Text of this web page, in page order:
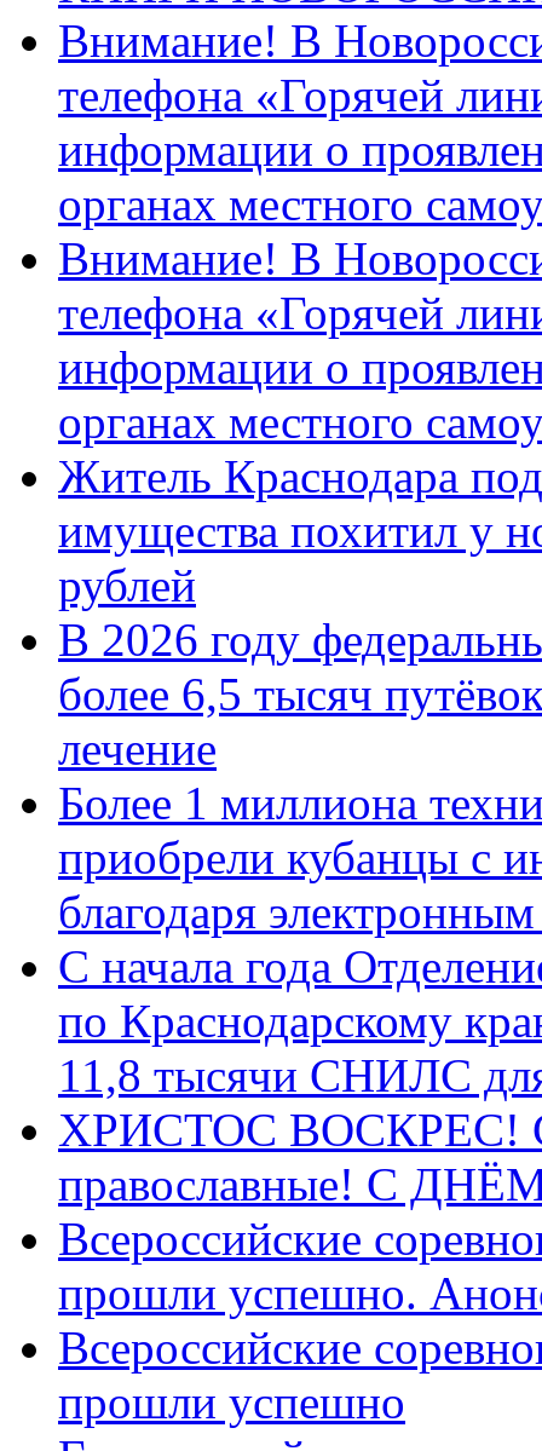
Внимание! В
телефона «Горячей
информации о
органах местного
Внимание! В
телефона «Горячей
информации о
органах местного
Житель Краснодара
имущества похитил у
рублей
В 2026 году
более 6,5 тысяч
лечение
Более 1 миллиона
приобрели кубанцы с
благодаря
С начала года
по Краснодарскому
11,8 тысячи СНИЛС
ХРИСТОС ВОСКРЕС! С
православные! C
Всероссийские
прошли успешно.
Всероссийские
прошли успешно